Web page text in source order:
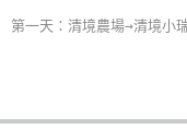
訂
第一天：清境農場→清境小